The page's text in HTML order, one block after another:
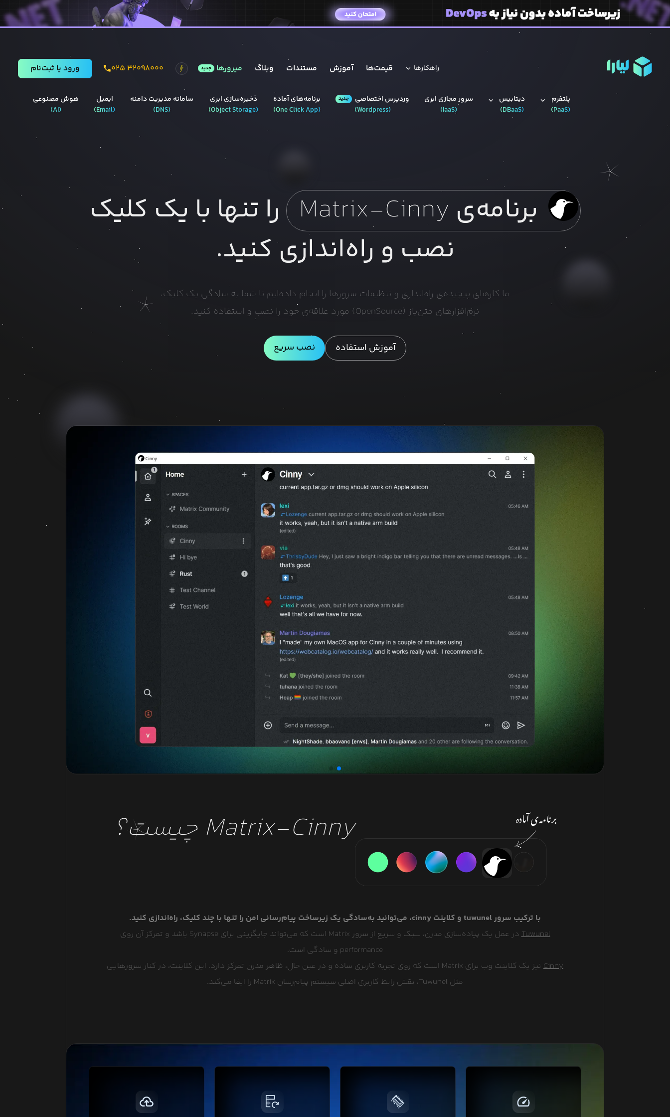
راهکار‌ها قیمت‌ها آموزش مستندات وبلاگ میرورها جدید ۰۲۵ ۳۲۰۹۸۰۰۰ ورود يا ثبت‌نام
هوش مصنوعی
(
AI
)
ایمیل
(
Email
)
سامانه مدیریت دامنه
(
DNS
)
ذخیره‌سازی ابری
(
Object Storage
)
برنامه‌های آماده
(
One Click App
)
وردپرس‌ اختصاصی جدید
(
Wordpress
)
سرور مجازی ابری
(
IaaS
)
دیتابیس‌
(
DBaaS
)
پلتفرم
(
PaaS
)
برنامه‌ی Matrix-Cinny را تنها با یک کلیک
نصب و راه‌اندازی کنید.
ما کارهای پیچیده‌ی راه‌اندازی و تنظیمات سرورها را انجام داده‌ایم تا شما به سادگی یک کلیک،
نرم‌افزارهای متن‌باز (OpenSource) مورد علاقه‌ی خود را نصب و استفاده کنید.
آموزش استفاده نصب سریع
Matrix-Cinny چیست؟
با ترکیب سرور tuwunel و کلاینت cinny، می‌توانید به‌سادگی یک زیرساخت پیام‌رسانی امن را تنها با چند کلیک، راه‌اندازی کنید.
Tuwunel
در عمل یک پیاده‌سازی مدرن، سبک و سریع از سرور Matrix است که می‌تواند جایگزینی برای Synapse باشد و تمرکز آن روی
performance و سادگی است.
Cinny
نیز یک کلاینت وب برای Matrix است که روی تجربه کاربری ساده و در عین حال، ظاهر مدرن تمرکز دارد. این کلاینت، در کنار سرورهایی
مثل Tuwunel، نقش رابط کاربری اصلی سیستم پیام‌رسان Matrix را ایفا می‌کند.
ارسال درخواست‌های همزمان، باعث
افزایش سرعت لود صفحات وبسایت
شما خواهد شد که در تمامی
بر خلاف هاست‌های اشتراکی، در لیارا
منابع سخت‌افزاری کاملا اختصاصی ارائه
می‌شود که در نتیجه باعث افزایش
لیارا از فضای پلن انتخابی شما به صورت
خودکار فایل پشتیبان تهیه و نگهداری
می‌کند. فایل‌های پشتیبان برای امنیت
تهیه فایل پشتیبان در بازه‌های زمانی
مختلف و نگهداری از آن‌ها فضای بسیار
زیادی نیاز دارد اما نگران نباشید، ما